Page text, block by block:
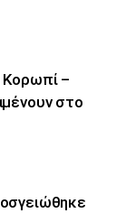
–
στο